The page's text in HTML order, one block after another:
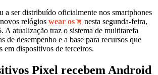
a ser distribuído oficialmente nos smartphones
relógios wear os
nesta segunda‑feira,
A atualização traz o sistema de multitarefa
de desempenho e a base para recursos que
em dispositivos de terceiros.
Pixel recebem Android